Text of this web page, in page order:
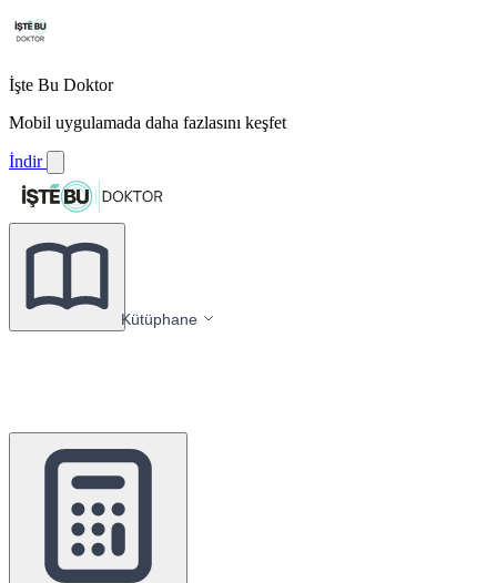
İşte Bu Doktor
Mobil uygulamada daha fazlasını keşfet
İndir
Kütüphane